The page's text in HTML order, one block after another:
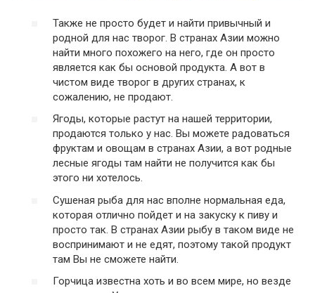
Также не просто будет и найти привычный и
родной для нас творог. В странах Азии можно
найти много похожего на него, где он просто
является как бы основой продукта. А вот в
чистом виде творог в других странах, к
сожалению, не продают.
Ягоды, которые растут на нашей территории,
продаются только у нас. Вы можете радоваться
фруктам и овощам в странах Азии, а вот родные
лесные ягоды там найти не получится как бы
этого ни хотелось.
Сушеная рыба для нас вполне нормальная еда,
которая отлично пойдет и на закуску к пиву и
просто так. В странах Азии рыбу в таком виде не
воспринимают и не едят, поэтому такой продукт
там Вы не сможете найти.
Горчица известна хоть и во всем мире, но везде